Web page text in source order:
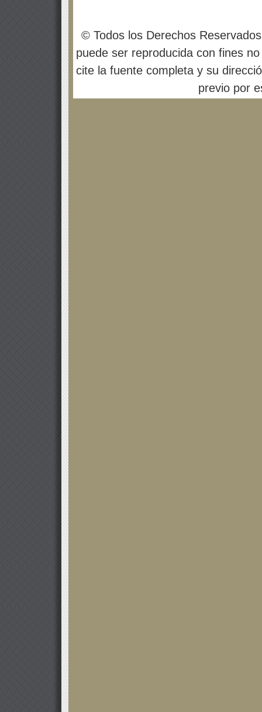
© Todos los Derechos
puede ser reproducida con fines
cite la fuente completa y su
previo por